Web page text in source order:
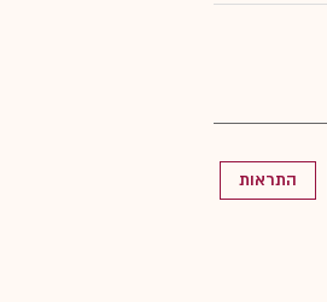
התראות